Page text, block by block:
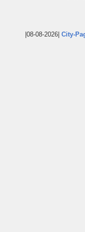
|08-08-2026| City-